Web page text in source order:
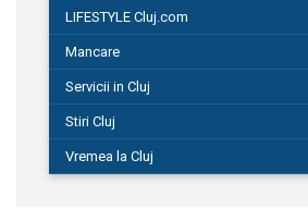
LIFESTYLE Cluj.com
Mancare
Servicii in Cluj
Stiri Cluj
Vremea la Cluj